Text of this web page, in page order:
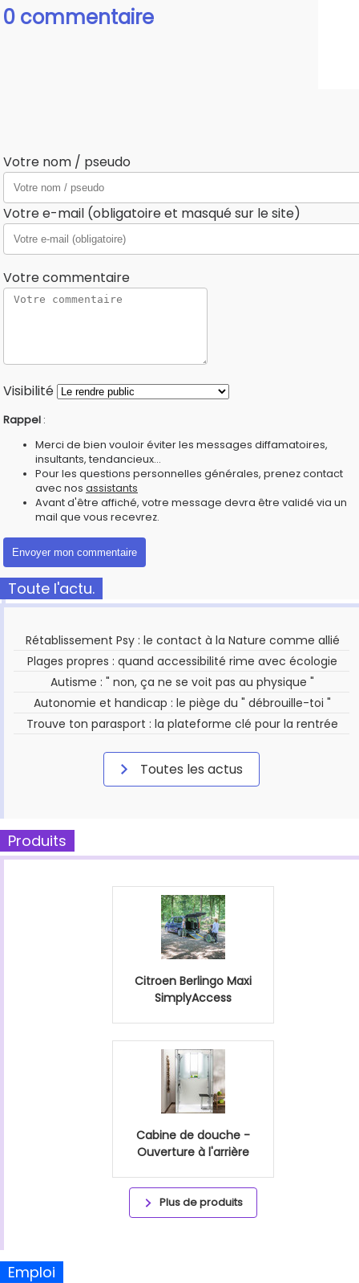
0 commentaire
Votre nom / pseudo
Votre e-mail (obligatoire et masqué sur le site)
Votre commentaire
Visibilité
Rappel :
Merci de bien vouloir éviter les messages diffamatoires,
insultants, tendancieux...
Pour les questions personnelles générales, prenez contact
avec nos assistants
Avant d'être affiché, votre message devra être validé via un
mail que vous recevrez.
Toute l'actu.
Rétablissement Psy : le contact à la Nature comme allié
Plages propres : quand accessibilité rime avec écologie
Autisme : " non, ça ne se voit pas au physique "
Autonomie et handicap : le piège du " débrouille-toi "
Trouve ton parasport : la plateforme clé pour la rentrée
Toutes les actus
Produits
Citroen Berlingo Maxi
SimplyAccess
Cabine de douche -
Ouverture à l'arrière
Plus de produits
Emploi